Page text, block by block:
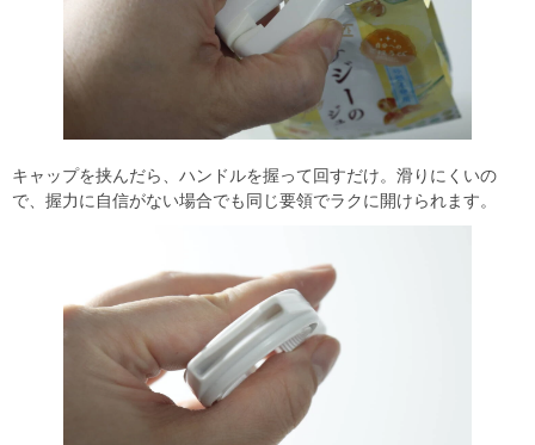
キャップを挟んだら、ハンドルを握って回すだけ。滑りにくいの
で、握力に自信がない場合でも同じ要領でラクに開けられます。